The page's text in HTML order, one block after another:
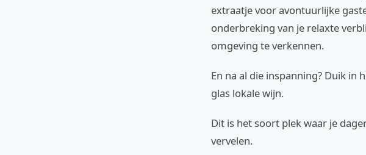
extraatje voor avontuurlijke
onderbreking van je relaxte
omgeving te verkennen.
En na al die inspanning? Duik
glas lokale wijn.
Dit is het soort plek waar je
vervelen.